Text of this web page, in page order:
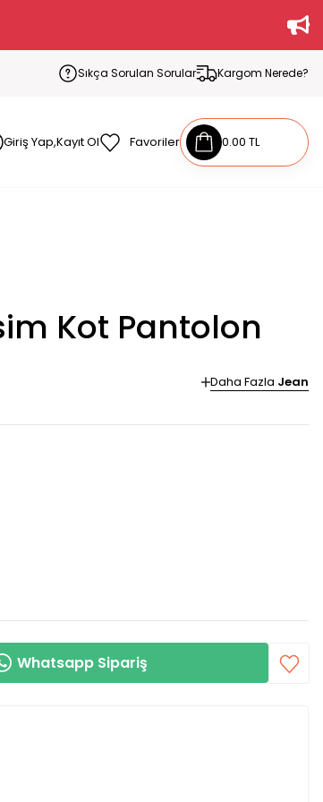
Sıkça Sorulan Sorular Kargom Nerede?
Giriş Yap,Kayıt Ol Favoriler 0.00 TL
Kot Pantolon
Daha Fazla Jean
Whatsapp Sipariş